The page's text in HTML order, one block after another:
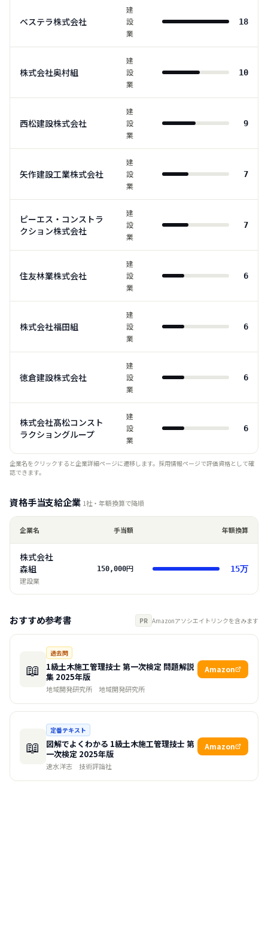
ベステラ株式会社
建
設
業
18
株式会社奥村組
建
設
業
10
西松建設株式会社
建
設
業
9
矢作建設工業株式会社
建
設
業
7
ピーエス・コンストラ
クション株式会社
建
設
業
7
住友林業株式会社
建
設
業
6
株式会社福田組
建
設
業
6
徳倉建設株式会社
建
設
業
6
株式会社髙松コンスト
ラクショングループ
建
設
業
6
企業名をクリックすると企業詳細ページに遷移します。採用情報ページで評価資格として確
認できます。
資格手当支給企業 1社・年額換算で降順
企業名 手当額 年額換算
株式会社
森組
建設業
150,000円 15万
おすすめ参考書 PR Amazonアソシエイトリンクを含みます
📖
過去問
1級土木施工管理技士 第一次検定 問題解説
集 2025年版
地域開発研究所 地域開発研究所
Amazon
📖
定番テキスト
図解でよくわかる 1級土木施工管理技士 第
一次検定 2025年版
速水洋志 技術評論社
Amazon